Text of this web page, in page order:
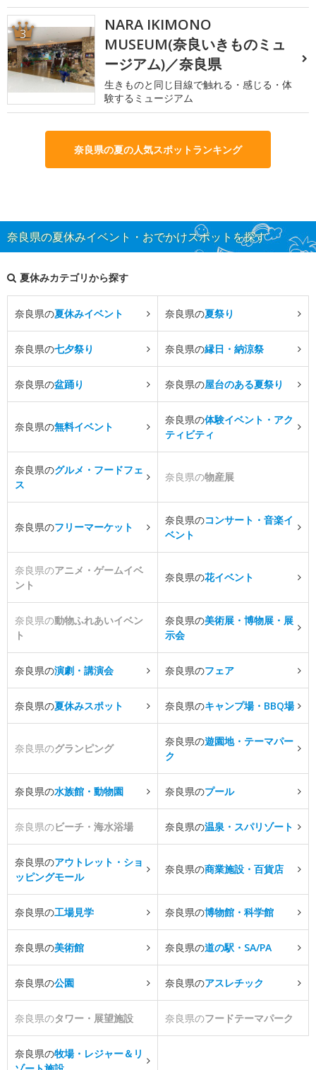
3
NARA IKIMONO
MUSEUM(奈良いきものミュ
ージアム)／奈良県
生きものと同じ目線で触れる・感じる・体
験するミュージアム
奈良県の夏の人気スポットランキング
奈良県の夏休みイベント・おでかけスポットを探す
夏休みカテゴリから探す
奈良県の夏休みイベント 奈良県の夏祭り
奈良県の七夕祭り 奈良県の縁日・納涼祭
奈良県の盆踊り 奈良県の屋台のある夏祭り
奈良県の無料イベント
奈良県の体験イベント・アク
ティビティ
奈良県のグルメ・フードフェ
ス
奈良県の物産展
奈良県のフリーマーケット
奈良県のコンサート・音楽イ
ベント
奈良県のアニメ・ゲームイベ
ント
奈良県の花イベント
奈良県の動物ふれあいイベン
ト
奈良県の美術展・博物展・展
示会
奈良県の演劇・講演会 奈良県のフェア
奈良県の夏休みスポット 奈良県のキャンプ場・BBQ場
奈良県のグランピング
奈良県の遊園地・テーマパー
ク
奈良県の水族館・動物園 奈良県のプール
奈良県のビーチ・海水浴場 奈良県の温泉・スパリゾート
奈良県のアウトレット・ショ
ッピングモール
奈良県の商業施設・百貨店
奈良県の工場見学 奈良県の博物館・科学館
奈良県の美術館 奈良県の道の駅・SA/PA
奈良県の公園 奈良県のアスレチック
奈良県のタワー・展望施設 奈良県のフードテーマパーク
奈良県の牧場・レジャー＆リ